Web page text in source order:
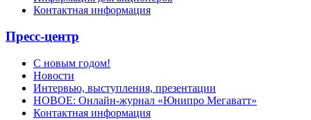
Контактная информация
Пресс-центр
С новым годом!
Новости
Интервью, выступления, презентации
НОВОЕ: Онлайн-журнал «Юнипро Мегаватт»
Контактная информация